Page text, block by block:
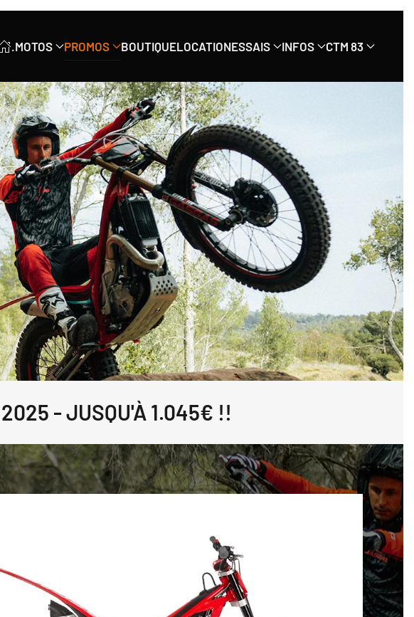
MOTOS PROMOS BOUTIQUELOCATIONESSAIS INFOS CTM 83
- JUSQU'À 1.045€ !!